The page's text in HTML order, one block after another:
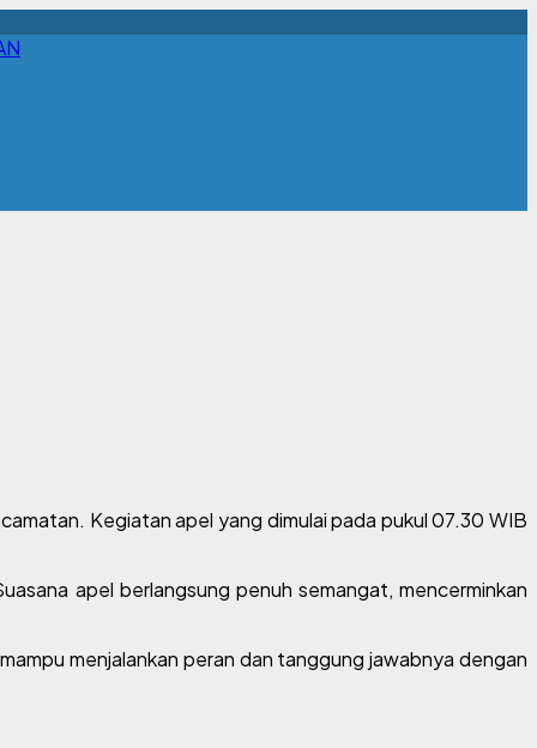
Kegiatan apel yang dimulai pada pukul 07.30 WIB
apel berlangsung penuh semangat, mencerminkan
menjalankan peran dan tanggung jawabnya dengan